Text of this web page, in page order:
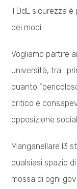
il DdL sicurezza
dei modi.
Vogliamo partire
università, tra i
quanto
critico e
opposizione
Manganellare l3
qualsiasi spazio
mossa di ogni